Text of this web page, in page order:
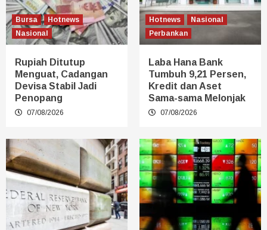
Bursa
Hotnews
Nasional
Rupiah Ditutup
Menguat, Cadangan
Devisa Stabil Jadi
Penopang
07/08/2026
Hotnews
Nasional
Perbankan
Laba Hana Bank
Tumbuh 9,21 Persen,
Kredit dan Aset
Sama-sama Melonjak
07/08/2026